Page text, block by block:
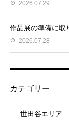
2026.07.29
作品展の準備に取
2026.07.28
カテゴリー
世田谷エリア